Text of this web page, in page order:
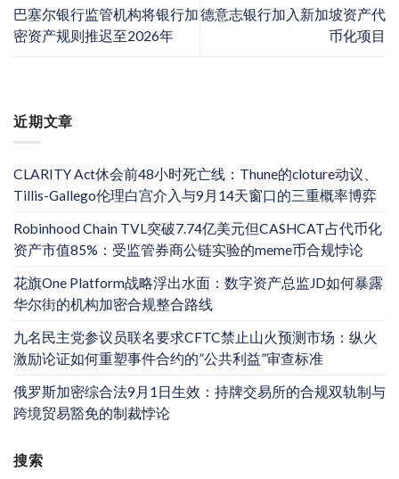
近期文章
CLARITY Act休会前48小时死亡线：Thune的cloture动议、
Tillis-Gallego伦理白宫介入与9月14天窗口的三重概率博弈
Robinhood Chain TVL突破7.74亿美元但CASHCAT占代币化
资产市值85%：受监管券商公链实验的meme币合规悖论
花旗One Platform战略浮出水面：数字资产总监JD如何暴露
华尔街的机构加密合规整合路线
九名民主党参议员联名要求CFTC禁止山火预测市场：纵火
激励论证如何重塑事件合约的”公共利益”审查标准
俄罗斯加密综合法9月1日生效：持牌交易所的合规双轨制与
跨境贸易豁免的制裁悖论
搜索
巴塞尔银行监管机构将银行加
密资产规则推迟至2026年
德意志银行加入新加坡资产代
币化项目